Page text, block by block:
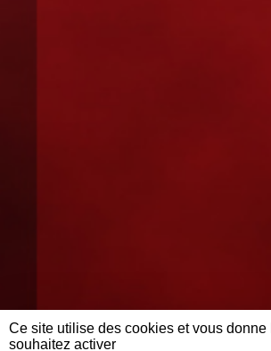
Ce site utilise des cookies et vous
souhaitez activer